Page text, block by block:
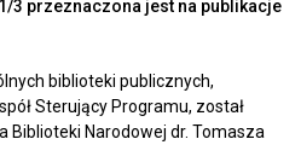
3 przeznaczona jest na publikacje
biblioteki publicznych,
Sterujący Programu, został
Narodowej dr. Tomasza